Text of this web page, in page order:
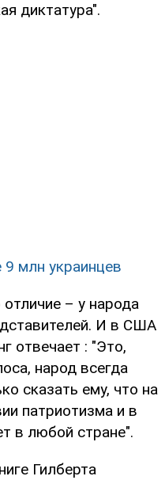
диктатура".
9 млн украинцев
– у народа
И в США
отвечает : "Это,
народ всегда
сказать ему, что на
патриотизма и в
в любой стране".
Гилберта